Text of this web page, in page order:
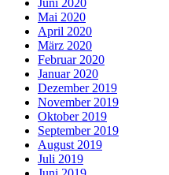
Mai 2020
April 2020
März 2020
Februar 2020
Januar 2020
Dezember 2019
November 2019
Oktober 2019
September 2019
August 2019
Juli 2019